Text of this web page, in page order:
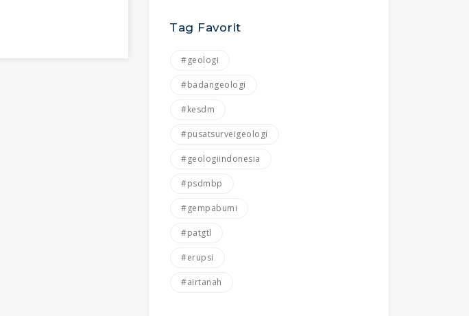
Tag Favorit
#geologi
#badangeologi
#kesdm
#pusatsurveigeologi
#geologiindonesia
#psdmbp
#gempabumi
#patgtl
#erupsi
#airtanah